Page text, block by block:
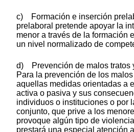
c) Formación e inserción
prelaboral pretende apoyar la
menor a través de la formación
un nivel normalizado de
d) Prevención de malos tratos
Para la prevención de los
aquellas medidas orientadas a
activa o pasiva y sus
individuos o instituciones o por
conjunto, que prive a los
provoque algún tipo de
prestará una especial atención